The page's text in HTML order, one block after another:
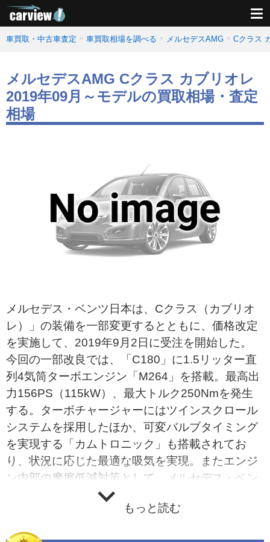
車買取・中古車査定 車買取相場を調べる メルセデスAMG Cクラス
メルセデスAMG Cクラス カブリオレ
2019年09月～モデルの買取相場・査定
相場
メルセデス・ベンツ日本は、Cクラス（カブリオ
レ）」の装備を一部変更するとともに、価格改定
を実施して、2019年9月2日に受注を開始した。
今回の一部改良では、「C180」に1.5リッター直
列4気筒ターボエンジン「M264」を搭載。最高出
力156PS（115kW）、最大トルク250Nmを発生
する。ターボチャージャーにはツインスクロール
システムを採用したほか、可変バルブタイミング
を実現する「カムトロニック」も搭載されてお
り、状況に応じた最適な吸気を実現。またエンジ
ン内部の摩擦低減対策として、メルセデス・ベン
ツが特許を取得した、「CONICSHAPE 加工」を
採用。これは、シリンダーウォールをフォームホ
もっと読む